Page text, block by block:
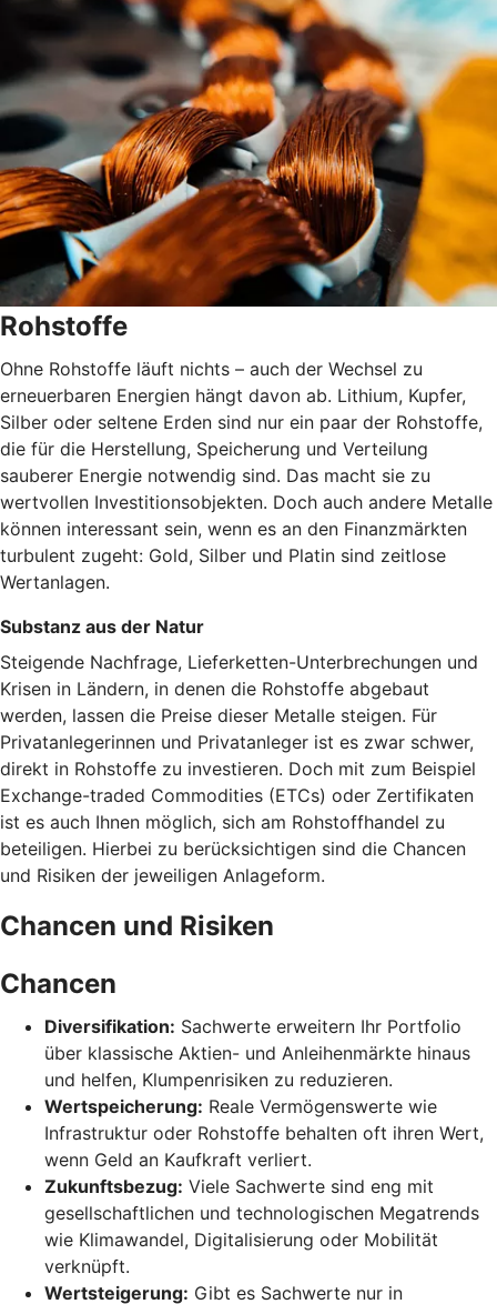
Rohstoffe
Ohne Rohstoffe läuft nichts – auch der Wechsel zu
erneuerbaren Energien hängt davon ab. Lithium, Kupfer,
Silber oder seltene Erden sind nur ein paar der Rohstoffe,
die für die Herstellung, Speicherung und Verteilung
sauberer Energie notwendig sind. Das macht sie zu
wertvollen Investitionsobjekten. Doch auch andere Metalle
können interessant sein, wenn es an den Finanzmärkten
turbulent zugeht: Gold, Silber und Platin sind zeitlose
Wertanlagen.
Substanz aus der Natur
Steigende Nachfrage, Lieferketten-Unterbrechungen und
Krisen in Ländern, in denen die Rohstoffe abgebaut
werden, lassen die Preise dieser Metalle steigen. Für
Privatanlegerinnen und Privatanleger ist es zwar schwer,
direkt in Rohstoffe zu investieren. Doch mit zum Beispiel
Exchange-traded Commodities (ETCs) oder Zertifikaten
ist es auch Ihnen möglich, sich am Rohstoffhandel zu
beteiligen. Hierbei zu berücksichtigen sind die Chancen
und Risiken der jeweiligen Anlageform.
Chancen und Risiken
Chancen
Diversifikation: Sachwerte erweitern Ihr Portfolio
über klassische Aktien- und Anleihenmärkte hinaus
und helfen, Klumpenrisiken zu reduzieren.
Wertspeicherung: Reale Vermögenswerte wie
Infrastruktur oder Rohstoffe behalten oft ihren Wert,
wenn Geld an Kaufkraft verliert.
Zukunftsbezug: Viele Sachwerte sind eng mit
gesellschaftlichen und technologischen Megatrends
wie Klimawandel, Digitalisierung oder Mobilität
verknüpft.
Wertsteigerung: Gibt es Sachwerte nur in